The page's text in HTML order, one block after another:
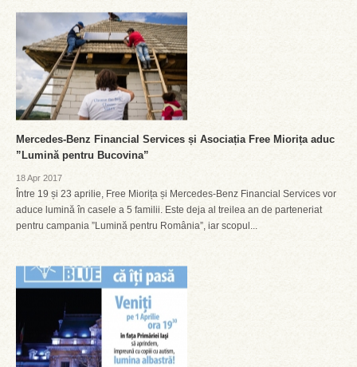
Mercedes-Benz Financial Services și Asociația Free Miorița aduc
”Lumină pentru Bucovina”
18 Apr 2017
Între 19 și 23 aprilie, Free Miorița și Mercedes-Benz Financial Services vor
aduce lumină în casele a 5 familii. Este deja al treilea an de parteneriat
pentru campania ”Lumină pentru România”, iar scopul...